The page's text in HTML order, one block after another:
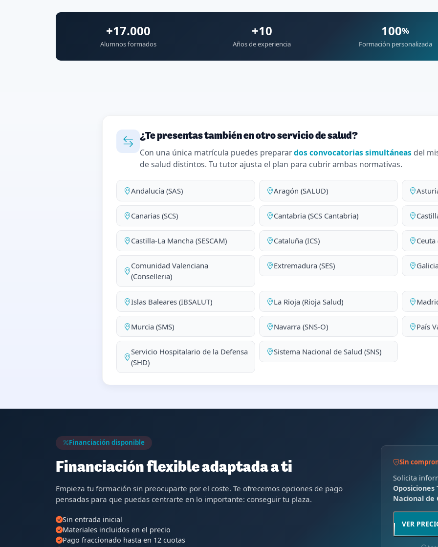
+17.000
Alumnos formados
+10
Años de experiencia
100%
Formación personalizada
¿Te presentas también en otro servicio de salud?
Con una única matrícula puedes preparardos convocatorias simultáneas del
de salud distintos. Tu tutor ajusta el plan para cubrir ambas normativas.
Andalucía (SAS) Aragón (SALUD)
Canarias (SCS) Cantabria (SCS Cantabria)
Castilla-La Mancha (SESCAM) Cataluña (ICS) Ceuta
Comunidad Valenciana
(Conselleria)
Extremadura (SES)
Islas Baleares (IBSALUT) La Rioja (Rioja Salud)
Murcia (SMS) Navarra (SNS-O) País
Servicio Hospitalario de la Defensa
(SHD)
Sistema Nacional de Salud (SNS)
Financiación disponible
Financiación flexible adaptada a ti
Empieza tu formación sin preocuparte por el coste. Te ofrecemos opciones de pago
pensadas para que puedas centrarte en lo importante: conseguir tu plaza.
Sin entrada inicial
Materiales incluidos en el precio
Pago fraccionado hasta en 12 cuotas
Sin
Solicita
Nacional de
VER